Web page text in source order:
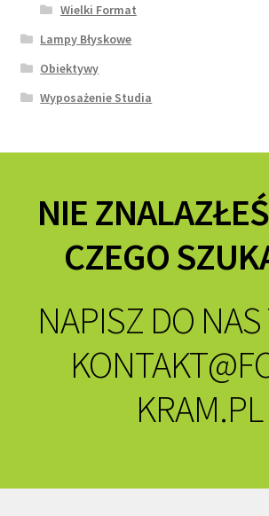
Wielki Format
Lampy Błyskowe
Obiektywy
Wyposażenie Studia
NIE
CZEGO
NAPISZ DO
KRAM.PL